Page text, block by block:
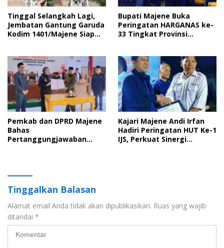
Tinggal Selangkah Lagi,
Jembatan Gantung Garuda
Kodim 1401/Majene Siap
Bupati Majene Buka
Peringatan HARGANAS ke-
33 Tingkat Provinsi
Keluarga
Pemkab dan DPRD Majene
Bahas
Pertanggungjawaban
Kajari Majene Andi Irfan
Hadiri Peringatan HUT Ke-1
IJS, Perkuat Sinergi
Tinggalkan Balasan
Alamat email Anda tidak akan dipublikasikan. Ruas yang wajib
ditandai *